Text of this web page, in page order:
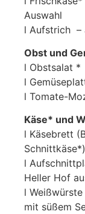
Auswahl
l Aufstrich –
Obst und
l Obstsalat *
l
l Tomate-
Käse* und
l Käsebrett
Schnittkäse*)
l
Heller Hof
l
mit süßem